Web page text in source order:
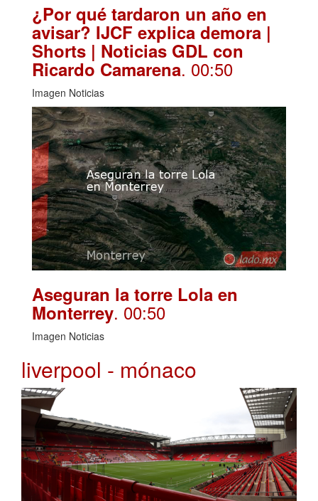
¿Por qué tardaron un año en
avisar? IJCF explica demora |
Shorts | Noticias GDL con
Ricardo Camarena. 00:50
Imagen Noticias
Aseguran la torre Lola en
Monterrey. 00:50
Imagen Noticias
liverpool - mónaco